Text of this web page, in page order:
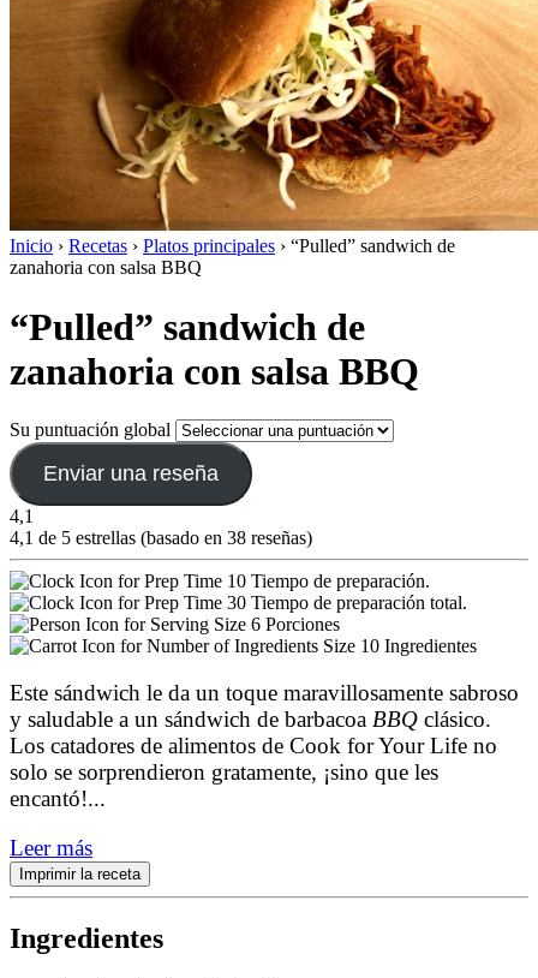
Inicio › Recetas › Platos principales › “Pulled” sandwich de
zanahoria con salsa BBQ
“Pulled” sandwich de
zanahoria con salsa BBQ
Su puntuación global
Enviar una reseña
4,1
4,1 de 5 estrellas (basado en 38 reseñas)
10 Tiempo de preparación.
30 Tiempo de preparación total.
6 Porciones
10 Ingredientes
Este sándwich le da un toque maravillosamente sabroso
y saludable a un sándwich de barbacoa BBQ clásico.
Los catadores de alimentos de Cook for Your Life no
solo se sorprendieron gratamente, ¡sino que les
encantó!...
Leer más
Imprimir la receta
Ingredientes